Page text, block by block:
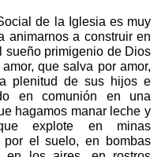
de la Iglesia es muy
animarnos a construir en
sueño primigenio de Dios
que salva por amor,
plenitud de sus hijos e
en comunión en una
hagamos manar leche y
explote en minas
por el suelo, en bombas